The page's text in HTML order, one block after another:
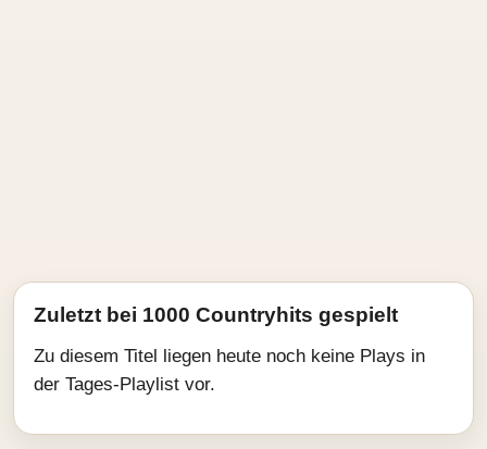
Zuletzt bei 1000 Countryhits gespielt
Zu diesem Titel liegen heute noch keine Plays in
der Tages-Playlist vor.